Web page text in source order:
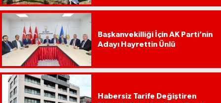
Başkanvekilliği İçin AK Parti’nin
Adayı Hayrettin Ünlü
Habersiz Tarife Değiştiren